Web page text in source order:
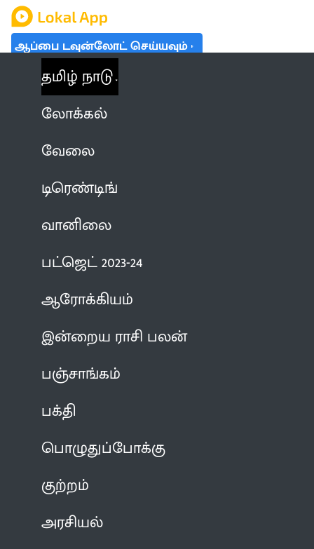
ஆப்பை டவுன்லோட் செய்யவும்
தமிழ் நாடு
லோக்கல்
வேலை
டிரெண்டிங்
வானிலை
பட்ஜெட் 2023-24
ஆரோக்கியம்
இன்றைய ராசி பலன்
பஞ்சாங்கம்
பக்தி
பொழுதுப்போக்கு
குற்றம்
அரசியல்